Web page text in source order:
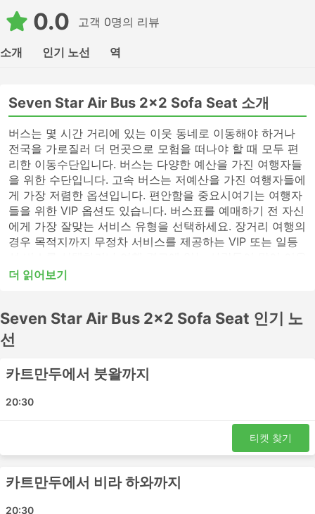
0.0 고객 0명의 리뷰
소개 인기 노선 역
Seven Star Air Bus 2x2 Sofa Seat 소개
버스는 몇 시간 거리에 있는 이웃 동네로 이동해야 하거나
전국을 가로질러 더 먼곳으로 모험을 떠나야 할 때 모두 편
리한 이동수단입니다. 버스는 다양한 예산을 가진 여행자들
을 위한 수단입니다. 고속 버스는 저예산을 가진 여행자들에
게 가장 저렴한 옵션입니다. 편안함을 중요시여기는 여행자
들을 위한 VIP 옵션도 있습니다. 버스표를 예매하기 전 자신
에게 가장 잘맞는 서비스 유형을 선택하세요. 장거리 여행의
경우 목적지까지 무정차 서비스를 제공하는 VIP 또는 일등
하지 않는 버스역에 전화하여 표를 알아보세요. 고속 버스
이 야간 버스로 이동이 가능하며, 일부 버스는 쾌적한 여행
을 위해 더 넓은 좌석이나 침대 좌석을 제공하므로 버스표
예매 전 시간표를 확인하세요. Seven Star Air Bus 2x2
Sofa Seat에서 버스표를 온라인으로 예매하세요. 다른 여행
자들의 후기를 참고하여 가장 좋은 버스표를 예매하세요.
Seven Star Air Bus 2x2 Sofa Seat 인기
역은 다음과 같습니다:
더 읽어보기
Seven Star Air Bus 2x2 Sofa Seat 인기 노
선
카트만두에서 붓왈까지
20:30
티켓 찾기
카트만두에서 비라 하와까지
20:30